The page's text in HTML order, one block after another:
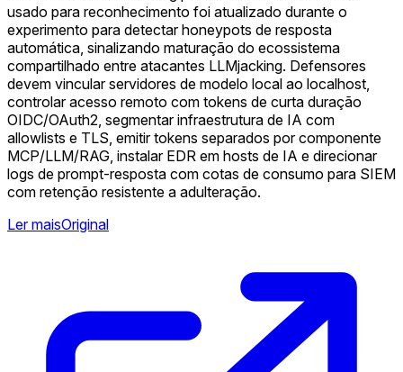
usado para reconhecimento foi atualizado durante o
experimento para detectar honeypots de resposta
automática, sinalizando maturação do ecossistema
compartilhado entre atacantes LLMjacking. Defensores
devem vincular servidores de modelo local ao localhost,
controlar acesso remoto com tokens de curta duração
OIDC/OAuth2, segmentar infraestrutura de IA com
allowlists e TLS, emitir tokens separados por componente
MCP/LLM/RAG, instalar EDR em hosts de IA e direcionar
logs de prompt-resposta com cotas de consumo para SIEM
com retenção resistente a adulteração.
Ler maisOriginal